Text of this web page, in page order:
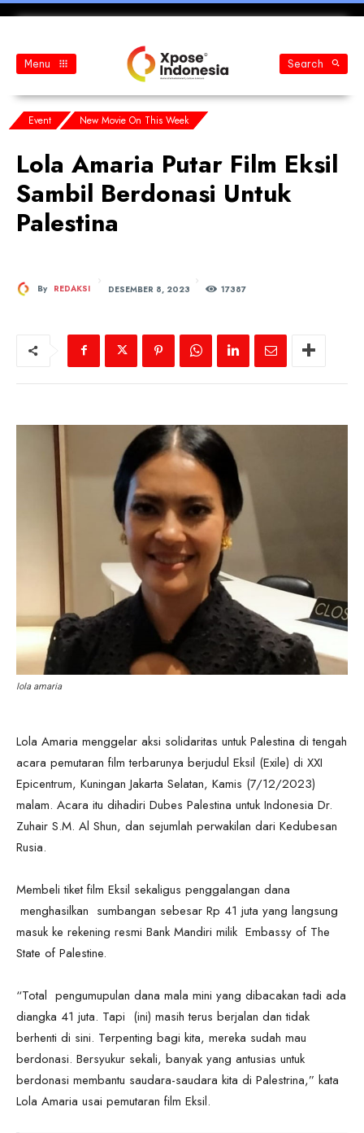
Menu Search
Event New Movie On This Week
Lola Amaria Putar Film Eksil
Sambil Berdonasi Untuk
Palestina
By REDAKSI DESEMBER 8, 2023 17387
lola amaria
Lola Amaria menggelar aksi solidaritas untuk Palestina di tengah
acara pemutaran film terbarunya berjudul Eksil (Exile) di XXI
Epicentrum, Kuningan Jakarta Selatan, Kamis (7/12/2023)
malam. Acara itu dihadiri Dubes Palestina untuk Indonesia Dr.
Zuhair S.M. Al Shun, dan sejumlah perwakilan dari Kedubesan
Rusia.
Membeli tiket film Eksil sekaligus penggalangan dana
menghasilkan sumbangan sebesar Rp 41 juta yang langsung
masuk ke rekening resmi Bank Mandiri milik Embassy of The
State of Palestine.
“Total pengumupulan dana mala mini yang dibacakan tadi ada
diangka 41 juta. Tapi (ini) masih terus berjalan dan tidak
berhenti di sini. Terpenting bagi kita, mereka sudah mau
berdonasi. Bersyukur sekali, banyak yang antusias untuk
berdonasi membantu saudara-saudara kita di Palestrina,” kata
Lola Amaria usai pemutaran film Eksil.